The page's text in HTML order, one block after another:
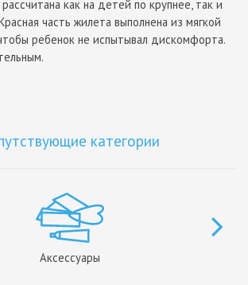
как на детей по крупнее, так и
часть жилета выполнена из мягкой
ребенок не испытывал дискомфорта.
категории
Аксессуары